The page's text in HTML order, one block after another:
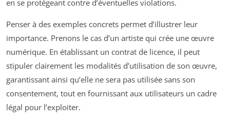
en se protégeant contre d’éventuelles violations.
Penser à des exemples concrets permet d’illustrer leur
importance. Prenons le cas d’un artiste qui crée une œuvre
numérique. En établissant un contrat de licence, il peut
stipuler clairement les modalités d’utilisation de son œuvre,
garantissant ainsi qu’elle ne sera pas utilisée sans son
consentement, tout en fournissant aux utilisateurs un cadre
légal pour l’exploiter.